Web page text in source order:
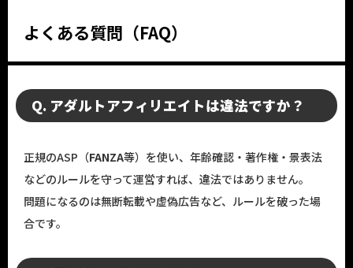
よくある質問（FAQ）
Q. アダルトアフィリエイトは違法ですか？
正規のASP（FANZA等）を使い、年齢確認・著作権・景表法
などのルールを守って運営すれば、違法ではありません。
問題になるのは無断転載や虚偽広告など、ルールを破った場
合です。